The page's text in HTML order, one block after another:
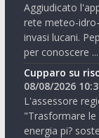
Aggiudicato
rete meteo-
invasi lucani.
per conoscere ...
Cupparo su
08/08/2026
L'assessore
"Trasformare le
energia pi?